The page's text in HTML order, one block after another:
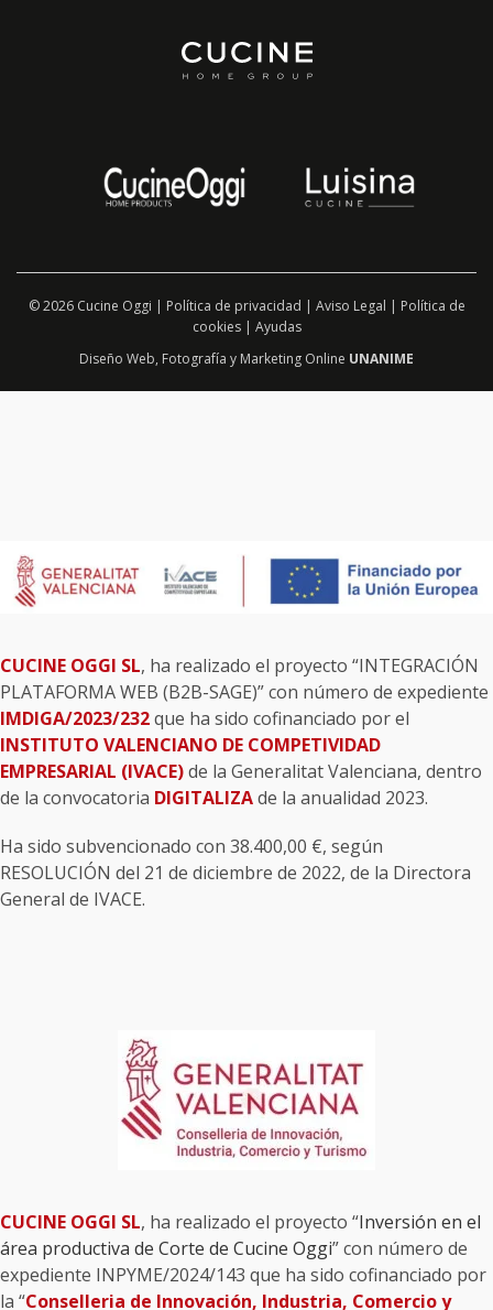
© 2026 Cucine Oggi | Política de privacidad | Aviso Legal | Política de
cookies| Ayudas
Diseño Web, Fotografía y Marketing Online UNANIME
CUCINE OGGI SL, ha realizado el proyecto “INTEGRACIÓN
PLATAFORMA WEB (B2B-SAGE)” con número de expediente
IMDIGA/2023/232que ha sido cofinanciado por el
INSTITUTO VALENCIANO DE COMPETIVIDAD
EMPRESARIAL (IVACE)de la Generalitat Valenciana, dentro
de la convocatoria DIGITALIZAde la anualidad 2023.
Ha sido subvencionado con 38.400,00 €, según
RESOLUCIÓN del 21 de diciembre de 2022, de la Directora
General de IVACE.
CUCINE OGGI SL, ha realizado el proyecto “Inversión en el
área productiva de Corte de Cucine Oggi” con número de
expediente INPYME/2024/143 que ha sido cofinanciado por
la “Conselleria de Innovación, Industria, Comercio y